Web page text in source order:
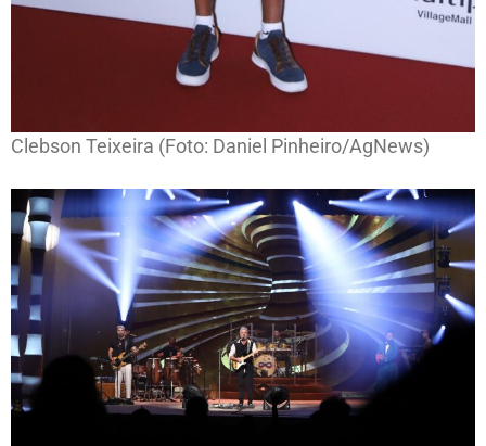
Clebson Teixeira (Foto: Daniel Pinheiro/AgNews)